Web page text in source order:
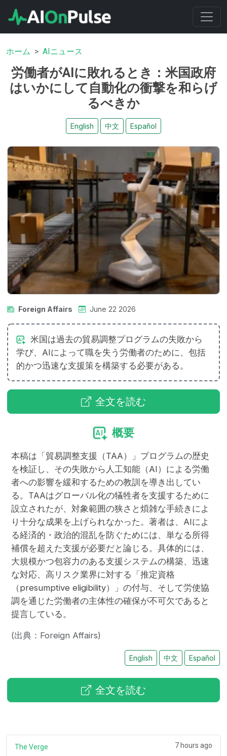
ホーム AIニュース
労働者がAIに敗れるとき：米国政府
はいかにして自動化の衝撃を和らげ
るべきか
English 中文 Español
Foreign Affairs June 22 2026
米国は過去の貿易調整プログラムの失敗から
学び、AIによって職を失う労働者のために、包括
的かつ迅速な支援策を構築する必要がある。
全文を読む
概要
本稿は「貿易調整支援（TAA）」プログラムの歴史
を検証し、その失敗から人工知能（AI）による労働
者への影響を緩和するための教訓を導き出してい
る。TAAはグローバル化の犠牲者を支援するために
設立されたが、対象範囲の狭さと煩雑な手続きによ
り十分な成果を上げられなかった。著者は、AIによ
る経済的・政治的混乱を防ぐためには、単なる所得
補償を超えた支援が必要だと論じる。具体的には、
大規模かつ包容力のある支援システムの構築、迅速
な対応、高リスク業界に対する「推定資格
（presumptive eligibility）」の付与、そして労使協
調を通じた労働者の主体性の確保が不可欠であると
提言している。
(出典：Foreign Affairs)
English 中文 Español
全文を読む
The Verge 7 hours ago